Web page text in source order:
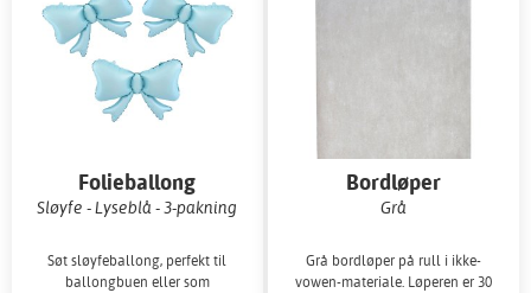
Folieballong
Sløyfe - Lyseblå - 3-pakning
Søt sløyfeballong, perfekt til
ballongbuen eller som
Bordløper
Grå
Grå bordløper på rull i ikke-
vowen-materiale. Løperen er 30